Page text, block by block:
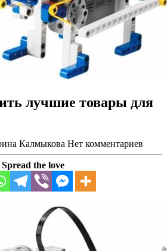
лучшие товары для
Калмыкова Нет комментариев
Spread the love